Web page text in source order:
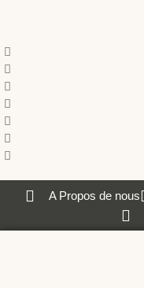
A Propos de nous